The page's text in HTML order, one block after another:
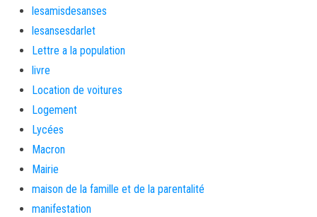
lesamisdesanses
lesansesdarlet
Lettre a la population
livre
Location de voitures
Logement
Lycées
Macron
Mairie
maison de la famille et de la parentalité
manifestation